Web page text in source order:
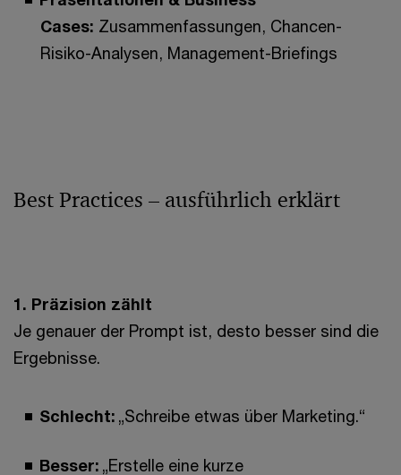
Cases: Zusammenfassungen, Chancen-
Risiko-Analysen, Management-Briefings
Best Practices – ausführlich erklärt
1. Präzision zählt
Je genauer der Prompt ist, desto besser sind die
Ergebnisse.
Schlecht: „Schreibe etwas über Marketing.“
Besser: „Erstelle eine kurze